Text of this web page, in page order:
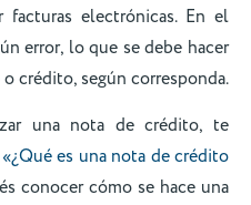
electrónicas. En el
error, lo que se debe hacer
crédito, según corresponda.
una nota de crédito, te
«¿Qué es una nota de crédito
conocer cómo se hace una